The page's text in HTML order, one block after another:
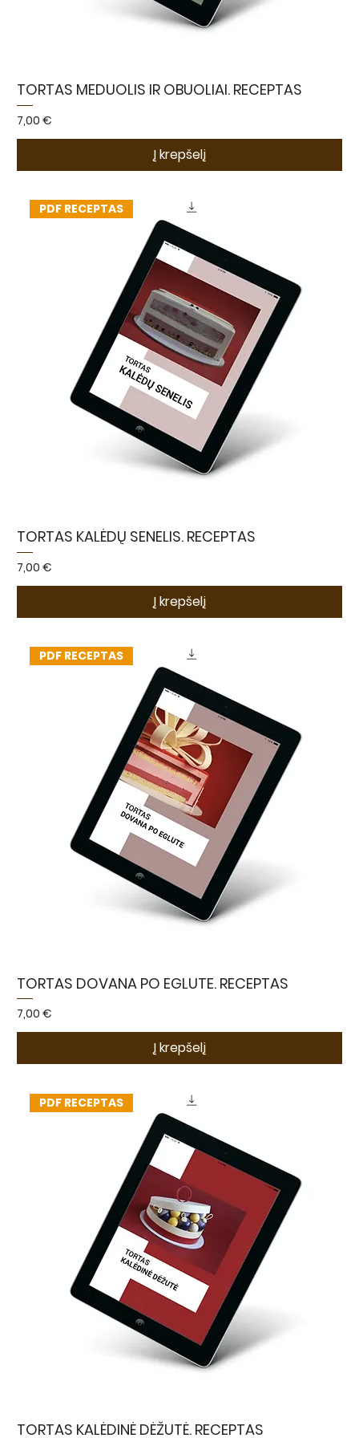
TORTAS MEDUOLIS IR OBUOLIAI. RECEPTAS
Kaina
7,00 €
Į krepšelį
PDF RECEPTAS
TORTAS KALĖDŲ SENELIS. RECEPTAS
Kaina
7,00 €
Į krepšelį
PDF RECEPTAS
TORTAS DOVANA PO EGLUTE. RECEPTAS
Kaina
7,00 €
Į krepšelį
PDF RECEPTAS
TORTAS KALĖDINĖ DĖŽUTĖ. RECEPTAS